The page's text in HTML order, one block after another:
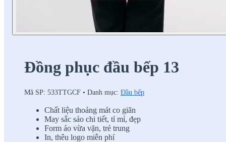
Đồng phục đầu bếp 13
Mã SP: 533TTGCF • Danh mục: Đầu bếp
Chất liệu thoáng mát co giãn
May sắc sảo chi tiết, tỉ mỉ, đẹp
Form áo vừa vặn, trẻ trung
In, thêu logo miễn phí